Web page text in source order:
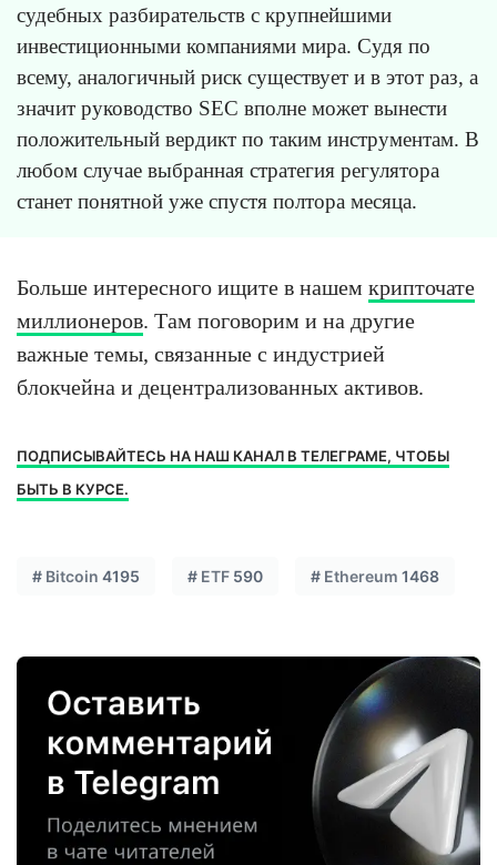
судебных разбирательств с крупнейшими
инвестиционными компаниями мира. Судя по
всему, аналогичный риск существует и в этот раз, а
значит руководство SEC вполне может вынести
положительный вердикт по таким инструментам. В
любом случае выбранная стратегия регулятора
станет понятной уже спустя полтора месяца.
Больше интересного ищите в нашем крипточате
миллионеров. Там поговорим и на другие
важные темы, связанные с индустрией
блокчейна и децентрализованных активов.
ПОДПИСЫВАЙТЕСЬ НА НАШ КАНАЛ В ТЕЛЕГРАМЕ, ЧТОБЫ
БЫТЬ В КУРСЕ.
# Bitcoin 4195 # ETF 590 # Ethereum 1468